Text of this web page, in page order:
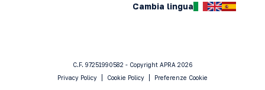
Cambia lingua
C.F. 97251990582 - Copyright APRA 2026
Privacy Policy
Cookie Policy Preferenze Cookie